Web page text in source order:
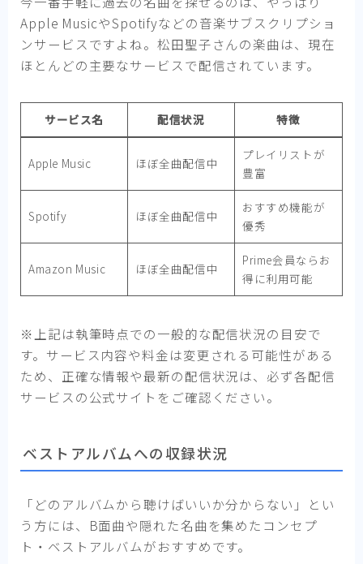
Apple MusicやSpotifyなどの音楽サブスクリプショ
ンサービスですよね。松田聖子さんの楽曲は、現在
ほとんどの主要なサービスで配信されています。
サービス名 配信状況 特徴
Apple Music ほぼ全曲配信中
プレイリストが
豊富
Spotify ほぼ全曲配信中
おすすめ機能が
優秀
Amazon Music ほぼ全曲配信中
Prime会員ならお
得に利用可能
※上記は執筆時点での一般的な配信状況の目安で
す。サービス内容や料金は変更される可能性がある
ため、正確な情報や最新の配信状況は、必ず各配信
サービスの公式サイトをご確認ください。
ベストアルバムへの収録状況
「どのアルバムから聴けばいいか分からない」とい
う方には、B面曲や隠れた名曲を集めたコンセプ
ト・ベストアルバムがおすすめです。